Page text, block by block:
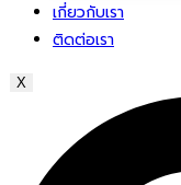
เกี่ยวกับเรา
ติดต่อเรา
X